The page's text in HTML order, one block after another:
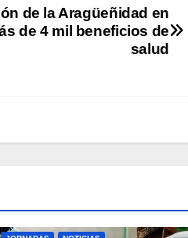
de la Aragüeñidad en
de 4 mil beneficios de
salud